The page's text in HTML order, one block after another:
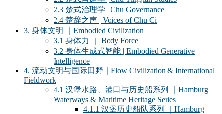
2.3 楚式治理学 | Chu Governance
2.4 楚辞之声 | Voices of Chu Ci
3. 身体文明 ｜Embodied Civilization
3.1 身体力 ｜ Body Force
3.2 身体生成式智能 | Embodied Generative
Intelligence
4. 流动文明与国际田野｜Flow Civilization & International
Fieldwork
4.1 汉堡水路、港口与历史船系列 ｜Hamburg
Waterways & Maritime Heritage Series
4.1.1 汉堡历史船队系列 ｜Hamburg